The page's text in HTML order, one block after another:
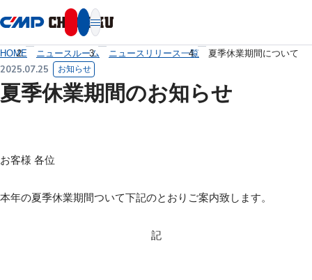
HOME ニュースルーム ニュースリリース一覧 夏季休業期間について
2025.07.25 お知らせ
夏季休業期間のお知らせ
お客様 各位
本年の夏季休業期間ついて下記のとおりご案内致します。
記